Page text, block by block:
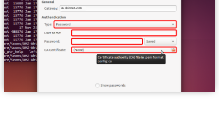
au-qld.trust.zone